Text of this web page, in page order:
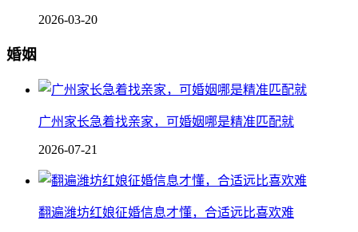
2026-03-20
婚姻
广州家长急着找亲家，可婚姻哪是精准匹配就
2026-07-21
翻遍潍坊红娘征婚信息才懂，合适远比喜欢难